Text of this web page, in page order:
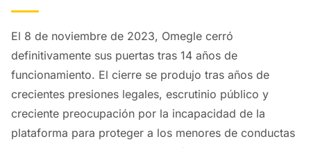
El 8 de noviembre de 2023, Omegle cerró
definitivamente sus puertas tras 14 años de
funcionamiento. El cierre se produjo tras años de
crecientes presiones legales, escrutinio público y
creciente preocupación por la incapacidad de la
plataforma para proteger a los menores de conductas